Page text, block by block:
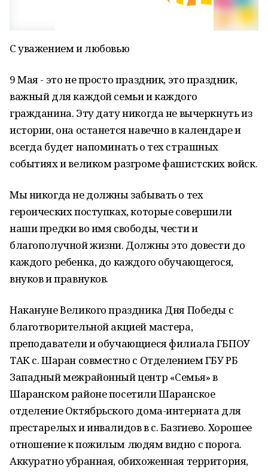
С уважением и любовью
9 Мая - это не просто праздник, это праздник,
важный для каждой семьи и каждого
гражданина. Эту дату никогда не вычеркнуть из
истории, она останется навечно в календаре и
всегда будет напоминать о тех страшных
событиях и великом разгроме фашистских войск.
Мы никогда не должны забывать о тех
героических поступках, которые совершили
наши предки во имя свободы, чести и
благополучной жизни. Должны это довести до
каждого ребенка, до каждого обучающегося,
внуков и правнуков.
Накануне Великого праздника Дня Победы с
благотворительной акцией мастера,
преподаватели и обучающиеся филиала ГБПОУ
ТАК с. Шаран совместно с Отделением ГБУ РБ
Западный межрайонный центр «Семья» в
Шаранском районе посетили Шаранское
отделение Октябрьского дома-интерната для
престарелых и инвалидов в с. Базгиево. Хорошее
отношение к пожилым людям видно с порога.
Аккуратно убранная, обихоженная территория,